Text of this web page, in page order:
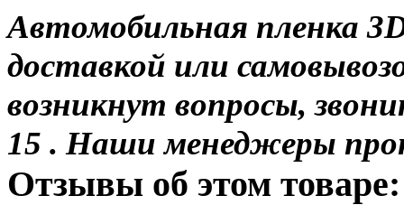
Автомобильная пленка
доставкой или
возникнут вопросы,
15 . Наши менеджеры
Отзывы об этом товаре: